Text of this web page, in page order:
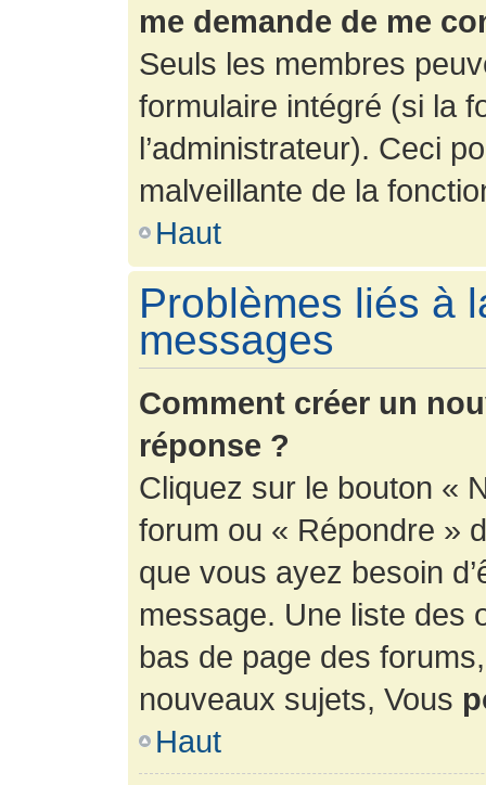
me demande de me
Seuls les membres
formulaire intégré (si la
l’administrateur). Ceci
malveillante de la
Haut
Problèmes liés à
messages
Comment créer un
réponse ?
Cliquez sur le bouton «
forum ou « Répondre »
que vous ayez besoin
message. Une liste des
bas de page des
nouveaux sujets, Vous
Haut